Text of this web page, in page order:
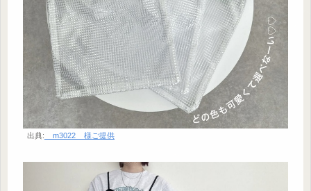
出典: __m3022__様ご提供